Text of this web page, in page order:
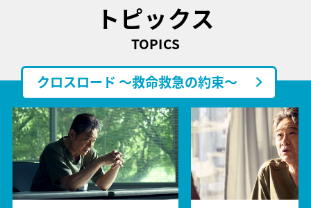
トピックス
TOPICS
クロスロード ～救命救急の約束～